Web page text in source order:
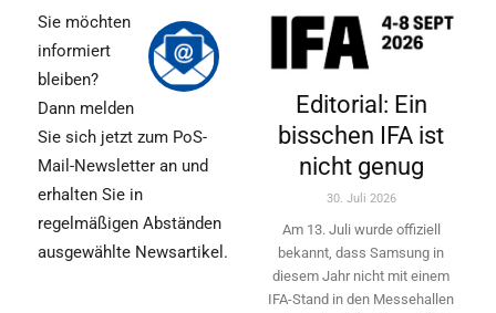
Sie möchten
informiert
bleiben?
Dann melden
Sie sich jetzt zum PoS-
Mail-Newsletter an und
erhalten Sie in
regelmäßigen Abständen
ausgewählte Newsartikel.
Editorial: Ein
bisschen IFA ist
nicht genug
30. Juli 2026
Am 13. Juli wurde offiziell
bekannt, dass Samsung in
diesem Jahr nicht mit einem
IFA-Stand in den Messehallen